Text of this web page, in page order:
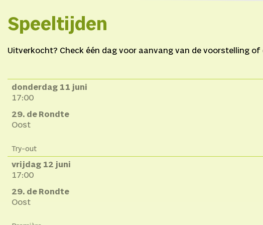
Speeltijden
Uitverkocht? Check één dag voor aanvang van de voorstelling
donderdag 11 juni
17:00
29. de Rondte
Oost
Try-out
vrijdag 12 juni
17:00
29. de Rondte
Oost